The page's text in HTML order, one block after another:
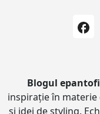
Blogul
inspirație în materie
și idei de styling.